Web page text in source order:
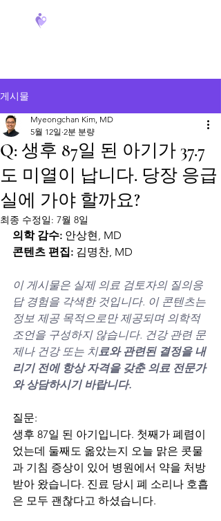
게시물
Q: 생후 87일 된 아기가 37.7
도 미열이 납니다. 당장 응급
실에 가야 할까요?
Myeongchan Kim, MD
5월 12일 2분 분량
최종 수정일: 7월 8일
의학 감수: 안상현, MD
콘텐츠 편집: 김명찬, MD
이 게시물은 실제 의료 검토자의 질의응
답 경험을 각색한 것입니다. 이 콘텐츠는
정보 제공 목적으로만 제공되며 의학적
조언을 구성하지 않습니다. 건강 관련 문
제나 건강 또는 치료와 관련된 결정을 내
리기 전에 항상 자격을 갖춘 의료 전문가
와 상담하시기 바랍니다.
질문:
생후 87일 된 아기입니다. 첫째가 폐렴이
었는데 둘째도 옮았는지 오늘 맑은 콧물
과 기침 증상이 있어 병원에서 약을 처방
받아 왔습니다. 진료 당시 폐 소리나 호흡
은 모두 괜찮다고 하셨습니다.